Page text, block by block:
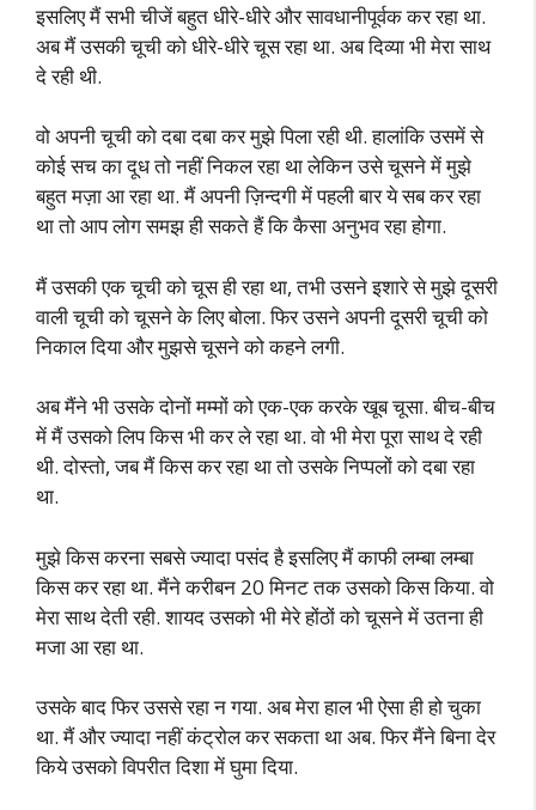
इसलिए मैं सभी चीजें बहुत धीरे-धीरे और सावधानीपूर्वक कर रहा था.
अब मैं उसकी चूची को धीरे-धीरे चूस रहा था. अब दिव्या भी मेरा साथ
दे रही थी.
वो अपनी चूची को दबा दबा कर मुझे पिला रही थी. हालांकि उसमें से
कोई सच का दूध तो नहीं निकल रहा था लेकिन उसे चूसने में मुझे
बहुत मज़ा आ रहा था. मैं अपनी ज़िन्दगी में पहली बार ये सब कर रहा
था तो आप लोग समझ ही सकते हैं कि कैसा अनुभव रहा होगा.
मैं उसकी एक चूची को चूस ही रहा था, तभी उसने इशारे से मुझे दूसरी
वाली चूची को चूसने के लिए बोला. फिर उसने अपनी दूसरी चूची को
निकाल दिया और मुझसे चूसने को कहने लगी.
अब मैंने भी उसके दोनों मम्मों को एक-एक करके खूब चूसा. बीच-बीच
में मैं उसको लिप किस भी कर ले रहा था. वो भी मेरा पूरा साथ दे रही
थी. दोस्तो, जब मैं किस कर रहा था तो उसके निप्पलों को दबा रहा
था.
मुझे किस करना सबसे ज्यादा पसंद है इसलिए मैं काफी लम्बा लम्बा
किस कर रहा था. मैंने करीबन 20 मिनट तक उसको किस किया. वो
मेरा साथ देती रही. शायद उसको भी मेरे होंठों को चूसने में उतना ही
मजा आ रहा था.
उसके बाद फिर उससे रहा न गया. अब मेरा हाल भी ऐसा ही हो चुका
था. मैं और ज्यादा नहीं कंट्रोल कर सकता था अब. फिर मैंने बिना देर
किये उसको विपरीत दिशा में घुमा दिया.